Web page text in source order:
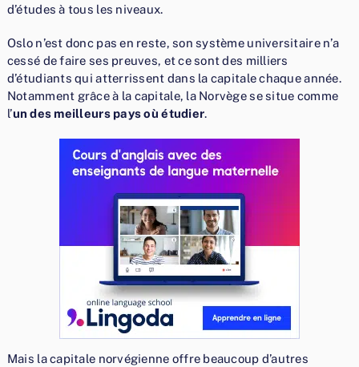
d’études à tous les niveaux.
Oslo n’est donc pas en reste, son système universitaire n’a
cessé de faire ses preuves, et ce sont des milliers
d’étudiants qui atterrissent dans la capitale chaque année.
Notamment grâce à la capitale, la Norvège se situe comme
l’un des meilleurs pays où étudier.
Mais la capitale norvégienne offre beaucoup d’autres